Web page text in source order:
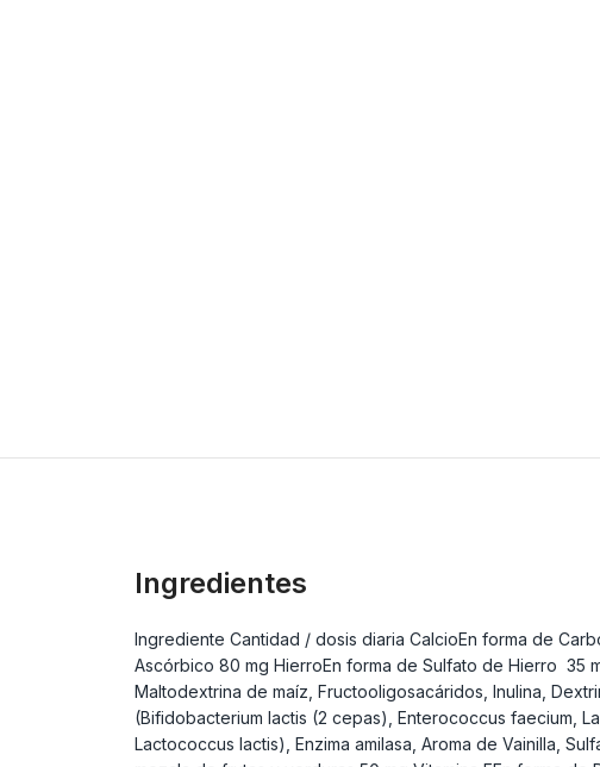
Ingredientes
Ingrediente Cantidad / dosis diaria CalcioEn forma de
Ascórbico 80 mg HierroEn forma de Sulfato de Hierro 35
Maltodextrina de maíz, Fructooligosacáridos, Inulina,
(Bifidobacterium lactis (2 cepas), Enterococcus faecium,
Lactococcus lactis), Enzima amilasa, Aroma de Vainilla,